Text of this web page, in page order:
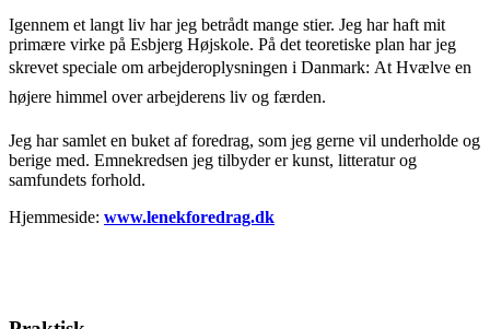
Igennem et langt liv har jeg betrådt mange stier. Jeg har haft mit
primære virke på Esbjerg Højskole. På det teoretiske plan har jeg
skrevet speciale om arbejderoplysningen i Danmark: At Hvælve en
højere himmel over arbejderens liv og færden.
Jeg har samlet en buket af foredrag, som jeg gerne vil underholde og
berige med. Emnekredsen jeg tilbyder er kunst, litteratur og
samfundets forhold.
Hjemmeside: www.lenekforedrag.dk